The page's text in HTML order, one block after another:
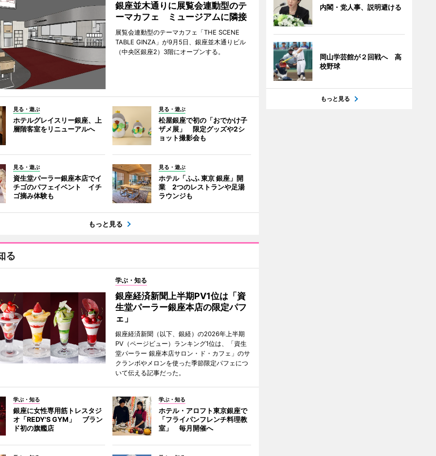
銀座並木通りに展覧会連動型のテ
ーマカフェ ミュージアムに隣接
展覧会連動型のテーマカフェ「THE SCENE
TABLE GINZA」が9月5日、銀座並木通りビル
（中央区銀座2）3階にオープンする。
見る・遊ぶ
ホテルグレイスリー銀座、上
層階客室をリニューアルへ
見る・遊ぶ
松屋銀座で初の「おでかけ子
ザメ展」 限定グッズや2シ
ョット撮影会も
見る・遊ぶ
資生堂パーラー銀座本店でイ
チゴのパフェイベント イチ
ゴ摘み体験も
見る・遊ぶ
ホテル「ふふ 東京 銀座」開
業 2つのレストランや足湯
ラウンジも
もっと見る
る
学ぶ・知る
銀座経済新聞上半期PV1位は「資
生堂パーラー銀座本店の限定パフ
ェ」
銀座経済新聞（以下、銀経）の2026年上半期
PV（ページビュー）ランキング1位は、「資生
堂パーラー 銀座本店サロン・ド・カフェ」のサ
クランボやメロンを使った季節限定パフェにつ
いて伝える記事だった。
学ぶ・知る
銀座に女性専用筋トレスタジ
オ「REDY'S GYM」 ブラン
ド初の旗艦店
学ぶ・知る
ホテル・アロフト東京銀座で
「フライパンフレンチ料理教
室」 毎月開催へ
内閣・党人事、説明避ける
岡山学芸館が２回戦へ 高
校野球
もっと見る